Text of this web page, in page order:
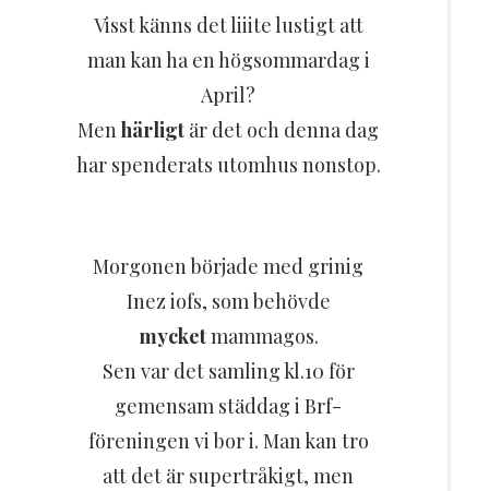
FRÅGOR & SVAR
Resor
Visst känns det liiite lustigt att
man kan ha en högsommardag i
April?
Menhärligt är det och denna dag
har spenderats utomhus nonstop.
Morgonen började med grinig
Inez iofs, som behövde
mycketmammagos.
Sen var det samling kl.10 för
gemensam städdag i Brf-
föreningen vi bor i. Man kan tro
att det är supertråkigt, men